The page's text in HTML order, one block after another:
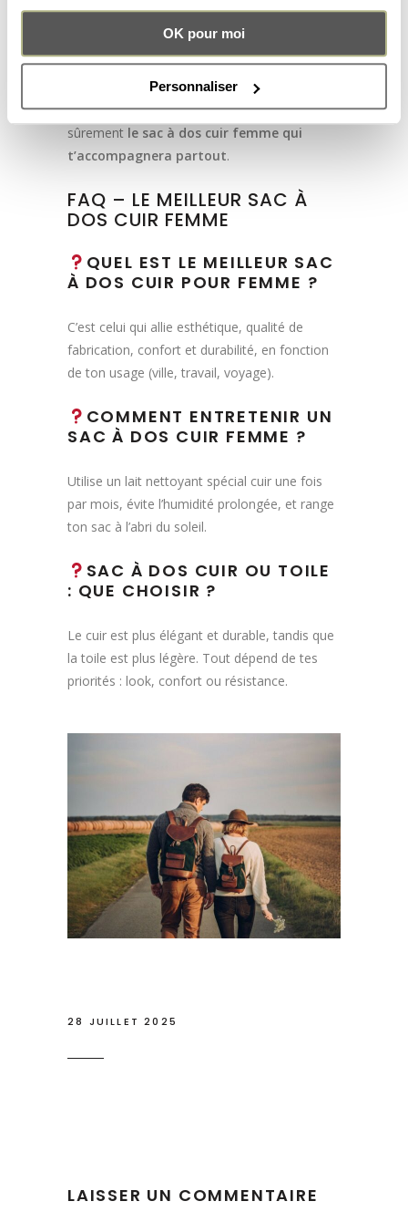
OK pour moi
Personnaliser
sont tous ces critères réunis qui feront de ton
futur sac un vrai coup de cœur.
Et si tu veux une pièce qui a du sens, autant
par sa conception que par son style, explore
les modèles Pachamama. Tu y trouveras
sûrement le sac à dos cuir femme qui
t’accompagnera partout.
FAQ – LE MEILLEUR SAC À
DOS CUIR FEMME
QUEL EST LE MEILLEUR SAC
À DOS CUIR POUR FEMME ?
C’est celui qui allie esthétique, qualité de
fabrication, confort et durabilité, en fonction
de ton usage (ville, travail, voyage).
COMMENT ENTRETENIR UN
SAC À DOS CUIR FEMME ?
Utilise un lait nettoyant spécial cuir une fois
par mois, évite l’humidité prolongée, et range
ton sac à l’abri du soleil.
SAC À DOS CUIR OU TOILE
: QUE CHOISIR ?
Le cuir est plus élégant et durable, tandis que
la toile est plus légère. Tout dépend de tes
priorités : look, confort ou résistance.
28 JUILLET 2025
LAISSER UN COMMENTAIRE